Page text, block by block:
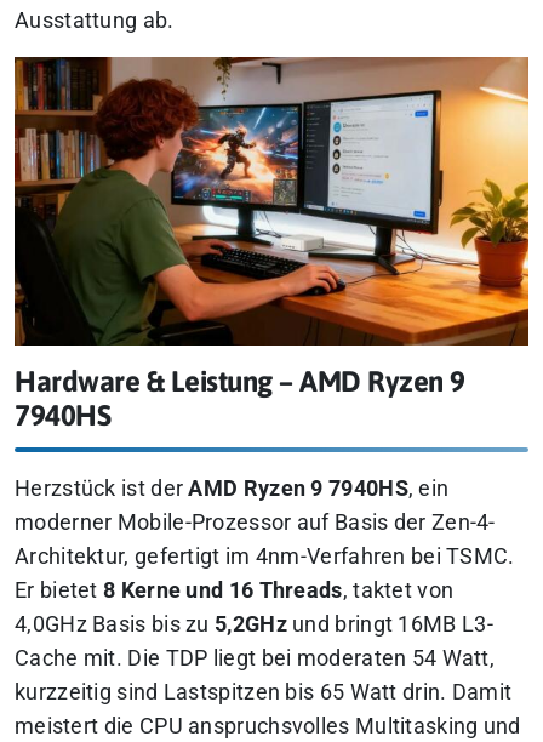
Ausstattung ab.
Hardware & Leistung – AMD Ryzen 9
7940HS
Herzstück ist derAMD Ryzen 9 7940HS, ein
moderner Mobile-Prozessor auf Basis der Zen-4-
Architektur, gefertigt im 4nm-Verfahren bei TSMC.
Er bietet 8 Kerne und 16 Threads, taktet von
4,0GHz Basis bis zu 5,2GHzund bringt 16MB L3-
Cache mit. Die TDP liegt bei moderaten 54 Watt,
kurzzeitig sind Lastspitzen bis 65 Watt drin. Damit
meistert die CPU anspruchsvolles Multitasking und